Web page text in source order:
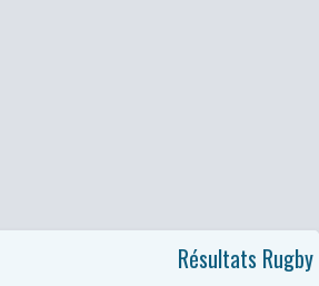
Résultats Rugby